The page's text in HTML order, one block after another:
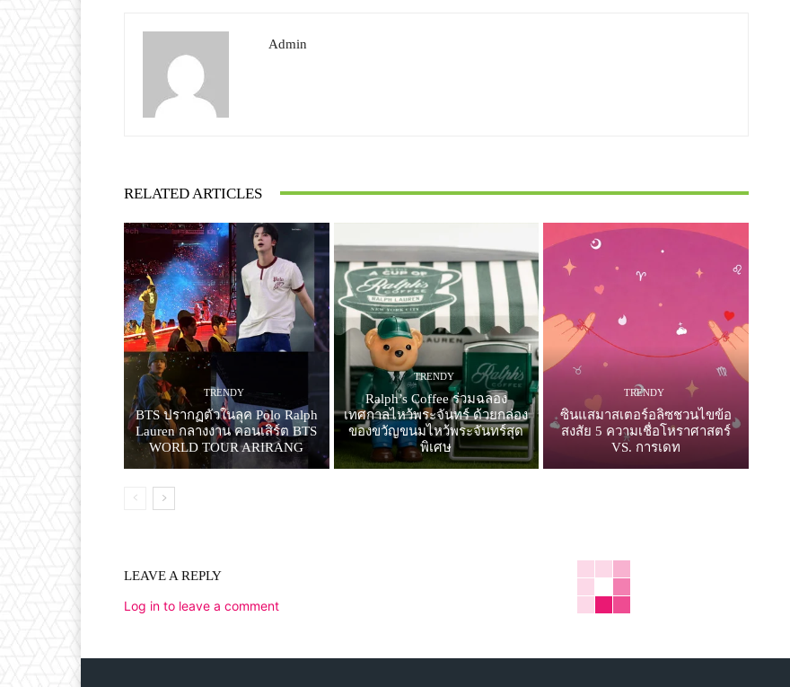
Admin
RELATED ARTICLES
TRENDY
BTS ปรากฏตัวในลุค Polo Ralph
Lauren กลางงาน คอนเสิร์ต BTS
WORLD TOUR ARIRANG
TRENDY
Ralph’s Coffee ร่วมฉลอง
เทศกาลไหว้พระจันทร์ ด้วยกล่อง
ของขวัญขนมไหว้พระจันทร์สุด
พิเศษ
TRENDY
ซินแสมาสเตอร์อลิซชวนไขข้อ
สงสัย 5 ความเชื่อโหราศาสตร์
VS. การเดท
LEAVE A REPLY
Log in to leave a comment